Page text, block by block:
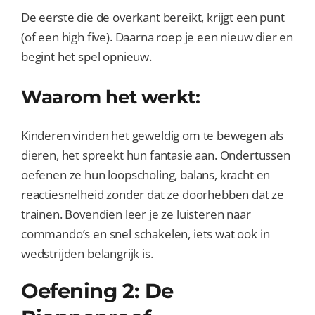
De eerste die de overkant bereikt, krijgt een punt
(of een high five). Daarna roep je een nieuw dier en
begint het spel opnieuw.
Waarom het werkt:
Kinderen vinden het geweldig om te bewegen als
dieren, het spreekt hun fantasie aan. Ondertussen
oefenen ze hun loopscholing, balans, kracht en
reactiesnelheid zonder dat ze doorhebben dat ze
trainen. Bovendien leer je ze luisteren naar
commando’s en snel schakelen, iets wat ook in
wedstrijden belangrijk is.
Oefening 2: De